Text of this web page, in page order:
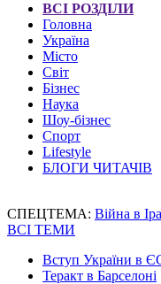
ВСІ РОЗДІЛИ
Головна
Україна
Місто
Світ
Бізнес
Наука
Шоу-бізнес
Спорт
Lifestyle
БЛОГИ ЧИТАЧІВ
СПЕЦТЕМА: Війна в
ВСІ ТЕМИ
Вступ України в
Теракт в Барселоні